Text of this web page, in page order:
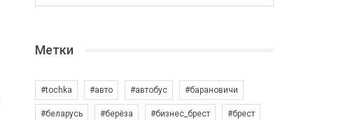
Метки
#tochka #авто #автобус #барановичи
#беларусь #берёза #бизнес_брест #брест